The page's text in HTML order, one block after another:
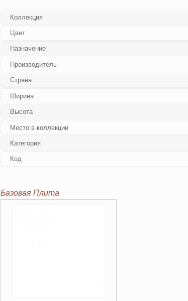
Коллекция
Цвет
Назначение
Производитель
Страна
Ширина
Высота
Место в коллекции
Категория
Код
Базовая Плита